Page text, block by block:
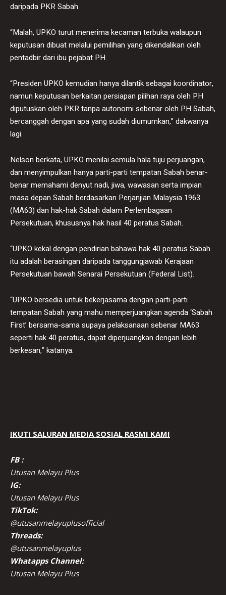
daripada PKR Sabah.
“Malah, UPKO turut menerima kecaman terbuka walaupun
keputusan dibuat melalui pemilihan yang dikendalikan oleh
pentadbir dari ibu pejabat PH.
“Presiden UPKO kemudian hanya dilantik sebagai koordinator,
namun keputusan berkaitan persiapan pilihan raya oleh PH
diputuskan oleh PKR tanpa autonomi sebenar oleh PH Sabah,
bercanggah dengan apa yang sudah diumumkan,” dakwanya
lagi.
Nelson berkata, UPKO menilai semula hala tuju perjuangan,
dan menyimpulkan hanya parti-parti tempatan Sabah benar-
benar memahami denyut nadi, jiwa, wawasan serta impian
masa depan Sabah berdasarkan Perjanjian Malaysia 1963
(MA63) dan hak-hak Sabah dalam Perlembagaan
Persekutuan, khususnya hak hasil 40 peratus Sabah.
“UPKO kekal dengan pendirian bahawa hak 40 peratus Sabah
itu adalah berasingan daripada tanggungjawab Kerajaan
Persekutuan bawah Senarai Persekutuan (Federal List).
“UPKO bersedia untuk bekerjasama dengan parti-parti
tempatan Sabah yang mahu memperjuangkan agenda ‘Sabah
First’ bersama-sama supaya pelaksanaan sebenar MA63
seperti hak 40 peratus, dapat diperjuangkan dengan lebih
berkesan,” katanya.
IKUTI SALURAN MEDIA SOSIAL RASMI KAMI
FB :
Utusan Melayu Plus
IG:
Utusan Melayu Plus
TikTok:
@utusanmelayuplusofficial
Threads:
@utusanmelayuplus
Whatapps Channel:
Utusan Melayu Plus